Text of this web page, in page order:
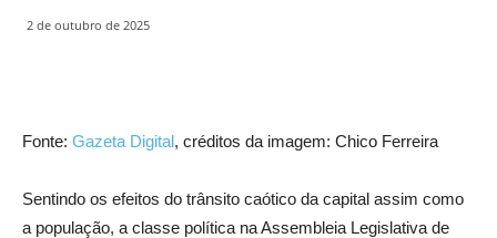
2 de outubro de 2025
Fonte: Gazeta Digital, créditos da imagem: Chico Ferreira
Sentindo os efeitos do trânsito caótico da capital assim como
a população, a classe política na Assembleia Legislativa de